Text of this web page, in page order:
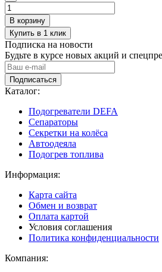
Подписка на новости
Будьте в курсе новых акций и
Подписаться
Каталог:
Подогреватели DEFA
Сепараторы
Секретки на колёса
Автоодеяла
Подогрев топлива
Информация:
Карта сайта
Обмен и возврат
Оплата картой
Условия соглашения
Политика конфиденциальности
Компания: